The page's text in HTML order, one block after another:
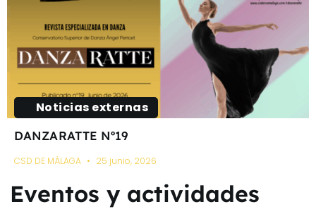
Noticias externas
DANZARATTE Nº19
CSD DE MÁLAGA 25 junio, 2026
Eventos y actividades